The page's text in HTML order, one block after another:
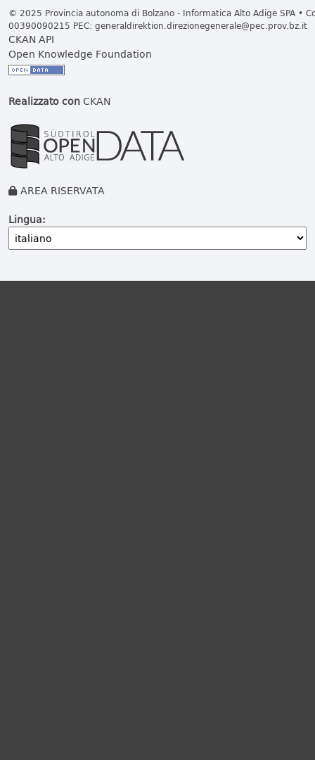
© 2025 Provincia autonoma di Bolzano - Informatica Alto Adige SPA •
00390090215 PEC: generaldirektion.direzionegenerale@pec.prov.bz.it
CKAN API
Open Knowledge Foundation
Realizzato conCKAN
AREA RISERVATA
Lingua